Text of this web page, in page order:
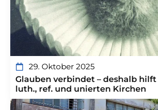
29. Oktober 2025
Glauben verbindet – deshalb hilft
luth., ref. und unierten Kirchen